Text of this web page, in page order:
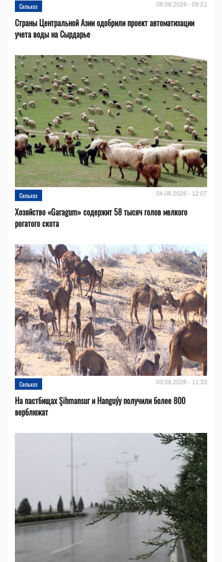
Сельхоз 08.08.2026 - 09:21
Страны Центральной Азии одобрили проект автоматизации
учета воды на Сырдарье
Сельхоз 04.08.2026 - 12:07
Хозяйство «Garagum» содержит 58 тысяч голов мелкого
рогатого скота
Сельхоз 03.08.2026 - 11:33
На пастбищах Şihmansur и Hanguýy получили более 800
верблюжат